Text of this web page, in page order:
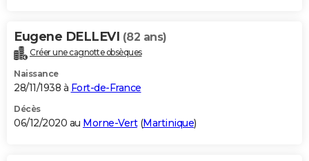
Eugene DELLEVI (82 ans)
Créer une cagnotte obsèques
Naissance
28/11/1938 à Fort-de-France
Décès
06/12/2020 au Morne-Vert(Martinique)